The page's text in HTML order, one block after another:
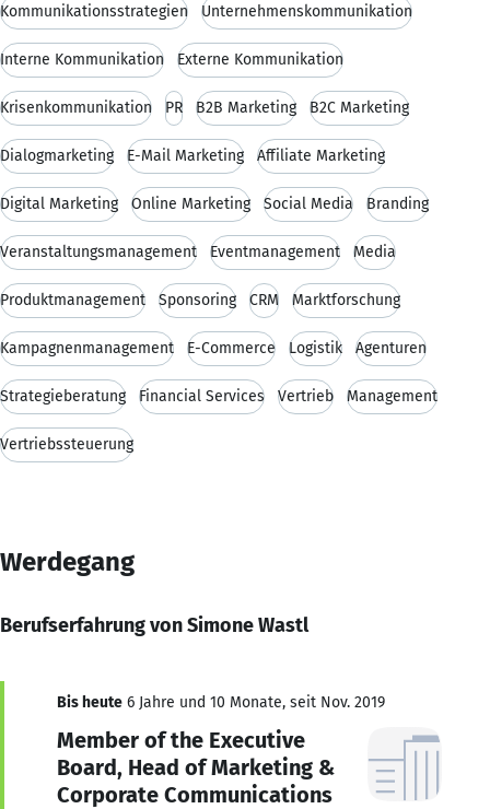
Kommunikationsstrategien Unternehmenskommunikation
Interne Kommunikation Externe Kommunikation
Krisenkommunikation PR B2B Marketing B2C Marketing
Dialogmarketing E-Mail Marketing Affiliate Marketing
Digital Marketing Online Marketing Social Media Branding
Veranstaltungsmanagement Eventmanagement Media
Produktmanagement Sponsoring CRM Marktforschung
Kampagnenmanagement E-Commerce Logistik Agenturen
Strategieberatung Financial Services Vertrieb Management
Vertriebssteuerung
Werdegang
Berufserfahrung von Simone Wastl
Bis heute 6 Jahre und 10 Monate, seit Nov. 2019
Member of the Executive
Board, Head of Marketing &
Corporate Communications